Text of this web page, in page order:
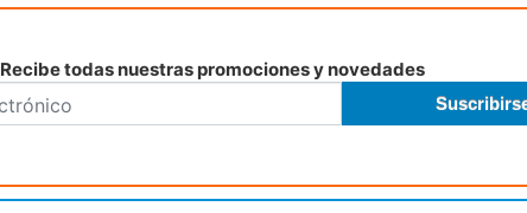
Recibe todas nuestras promociones y novedades